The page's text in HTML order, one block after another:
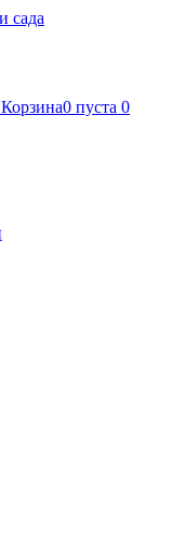
Корзина0 пуста 0